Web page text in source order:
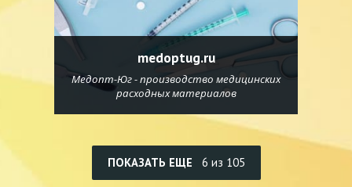
medoptug.ru
Медопт-Юг - производство медицинских
расходных материалов
ПОКАЗАТЬ ЕЩЕ 6 из 105